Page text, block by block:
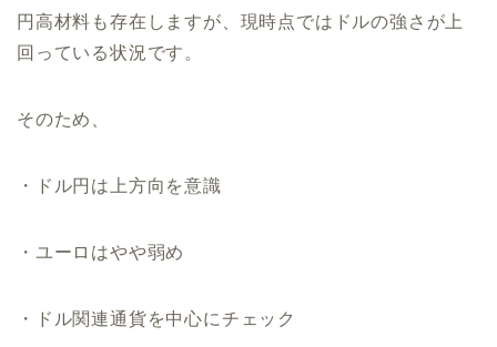
円高材料も存在しますが、現時点ではドルの強さが上
回っている状況です。
そのため、
・ドル円は上方向を意識
・ユーロはやや弱め
・ドル関連通貨を中心にチェック